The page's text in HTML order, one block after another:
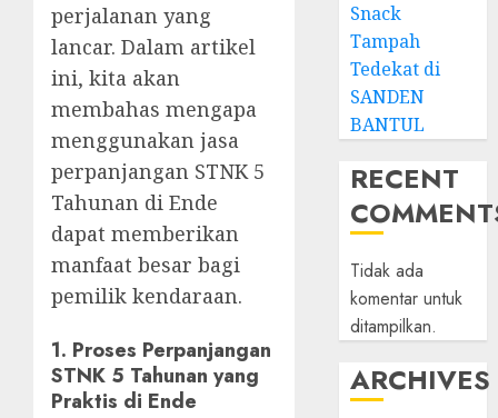
perjalanan yang
lancar. Dalam artikel
ini, kita akan
membahas mengapa
menggunakan jasa
perpanjangan STNK 5
Tahunan di Ende
dapat memberikan
manfaat besar bagi
pemilik kendaraan.
1. Proses Perpanjangan
STNK 5 Tahunan yang
Praktis di Ende
Snack
Tampah
Tedekat di
SANDEN
BANTUL
RECENT
Tidak ada
komentar untuk
ditampilkan.
ARCHIVES